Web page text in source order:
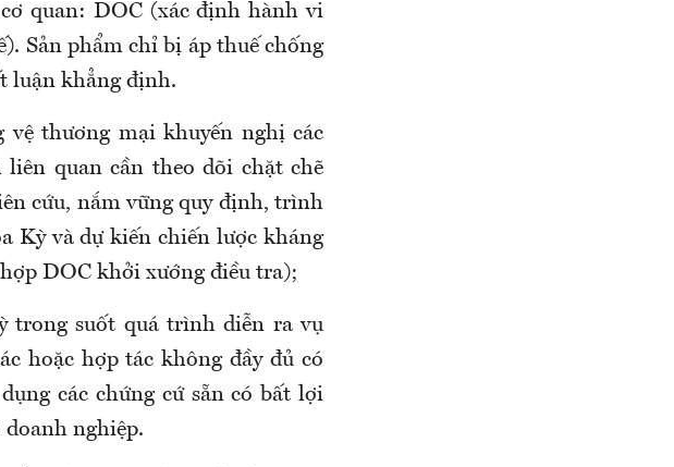
quan: DOC (xác định hành vi
Sản phẩm chỉ bị áp thuế chống
luận khẳng định.
thương mại khuyến nghị các
liên quan cần theo dõi chặt chẽ
cứu, nắm vững quy định, trình
Kỳ và dự kiến chiến lược kháng
DOC khởi xướng điều tra);
trong suốt quá trình diễn ra vụ
hoặc hợp tác không đầy đủ có
các chứng cứ sẵn có bất lợi
doanh nghiệp.